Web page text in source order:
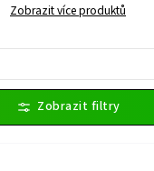
Zobrazit více produktů